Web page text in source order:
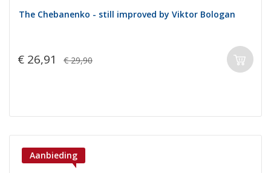
The Chebanenko - still improved by Viktor Bologan
€ 26,91 € 29,90
Aanbieding